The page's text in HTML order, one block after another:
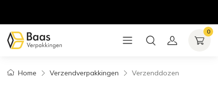
0
Home Verzendverpakkingen Verzenddozen